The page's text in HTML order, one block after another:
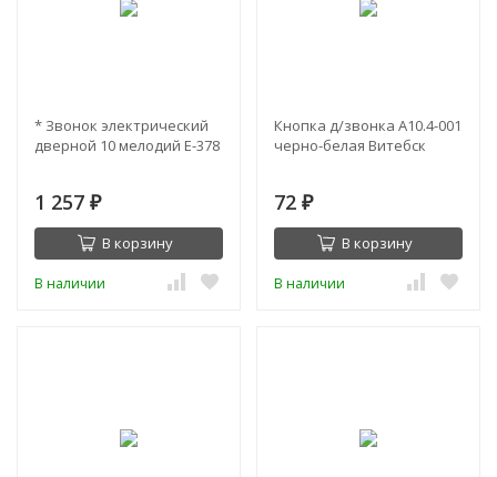
* Звонок электрический
дверной 10 мелодий Е-378
1 257 ₽
В корзину
В наличии
Кнопка д/звонка А10.4-001
черно-белая Витебск
72 ₽
В корзину
В наличии